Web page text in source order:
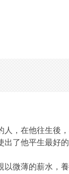
人，在他往生後
了他平生最好的
以微薄的薪水，